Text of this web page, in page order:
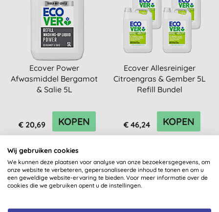
Ecover Power
Afwasmiddel Bergamot
& Salie 5L
€ 20,69 KOPEN
Ecover Allesreiniger
Citroengras & Gember 5L
Refill Bundel
€ 46,24 KOPEN
Wij gebruiken cookies
We kunnen deze plaatsen voor analyse van onze bezoekersgegevens, om
onze website te verbeteren, gepersonaliseerde inhoud te tonen en om u
een geweldige website-ervaring te bieden. Voor meer informatie over de
cookies die we gebruiken opent u de instellingen.